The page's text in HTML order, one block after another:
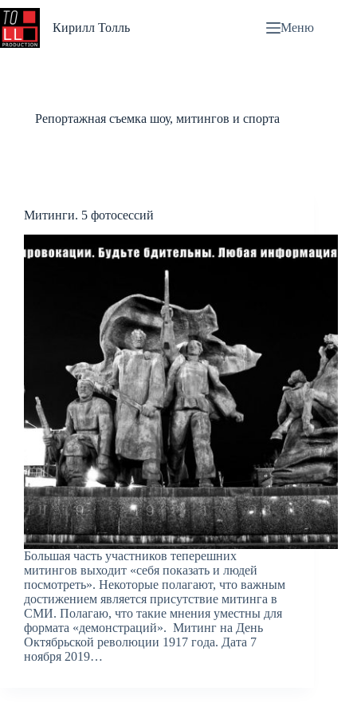
Перейти
к
Кирилл Толль Меню
Репортажная съемка шоу, митингов и спорта
Митинги. 5 фотосессий
Большая часть участников теперешних
митингов выходит «себя показать и людей
посмотреть». Некоторые полагают, что важным
достижением является присутствие митинга в
СМИ. Полагаю, что такие мнения уместны для
формата «демонстраций». Митинг на День
Октябрьской революции 1917 года. Дата 7
ноября 2019…